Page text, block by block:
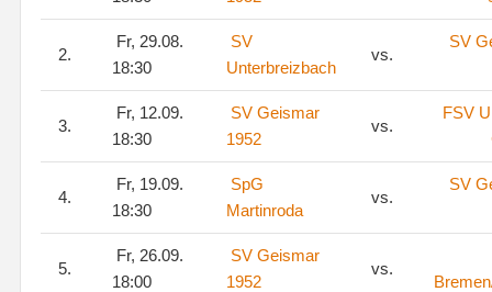
2.
Fr, 29.08.
18:30
SV
Unterbreizbach
vs.
SV
3.
Fr, 12.09.
18:30
SV Geismar
1952
vs.
FSV
4.
Fr, 19.09.
18:30
SpG
Martinroda
vs.
SV
5.
Fr, 26.09.
18:00
SV Geismar
1952
vs.